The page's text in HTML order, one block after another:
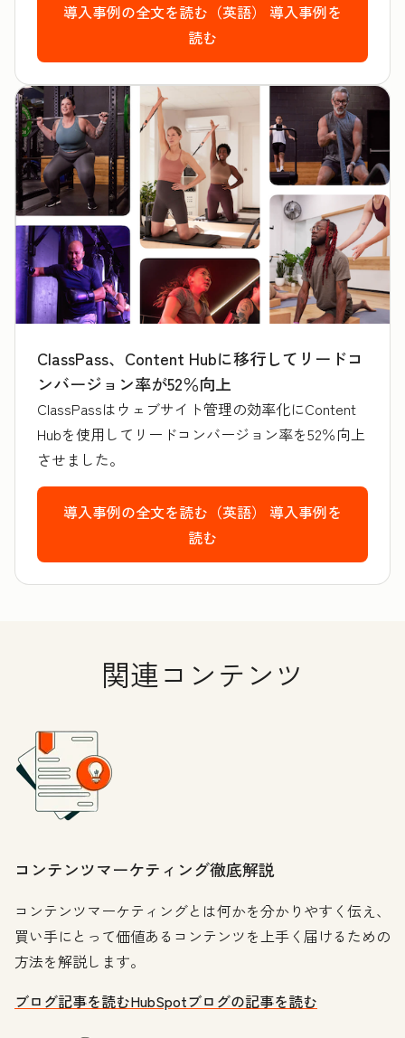
導入事例の全文を読む（英語） 導入事例を
読む
ClassPass、Content Hubに移行してリードコ
ンバージョン率が52％向上
ClassPassはウェブサイト管理の効率化にContent
Hubを使用してリードコンバージョン率を52％向上
させました。
導入事例の全文を読む（英語） 導入事例を
読む
関連コンテンツ
コンテンツマーケティング徹底解説
コンテンツマーケティングとは何かを分かりやすく伝え、
買い手にとって価値あるコンテンツを上手く届けるための
方法を解説します。
ブログ記事を読むHubSpotブログの記事を読む